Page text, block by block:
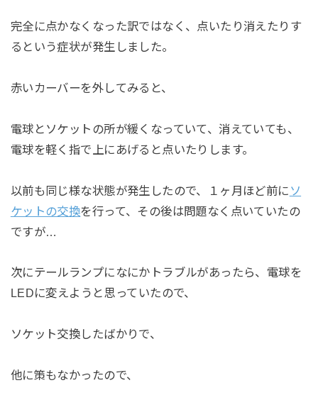
完全に点かなくなった訳ではなく、点いたり消えたりす
るという症状が発生しました。
赤いカーバーを外してみると、
電球とソケットの所が緩くなっていて、消えていても、
電球を軽く指で上にあげると点いたりします。
以前も同じ様な状態が発生したので、１ヶ月ほど前に ソ
ケットの交換を行って、その後は問題なく点いていたの
ですが…
次にテールランプになにかトラブルがあったら、電球を
LEDに変えようと思っていたので、
ソケット交換したばかりで、
他に策もなかったので、